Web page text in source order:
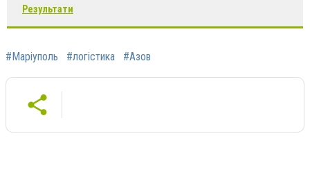
Результати
#Маріуполь #логістика #Азов